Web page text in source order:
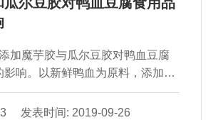
中小火煎制5 min及沸水中煮制10
法对鸡蛋和鸡肉阳性样本进行烹
加魔芋胶与瓜尔豆胶对鸭血豆腐
影响。以新鲜鸭血为原料，添加魔
豆胶为 稳定剂，凝血10 min，90
制成鸭血豆腐。测定鸭血豆腐的
发表时间: 2019-09-26